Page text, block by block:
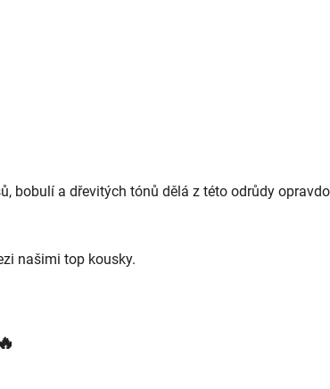
bobulí a dřevitých tónů dělá z této odrůdy
našimi top kousky.